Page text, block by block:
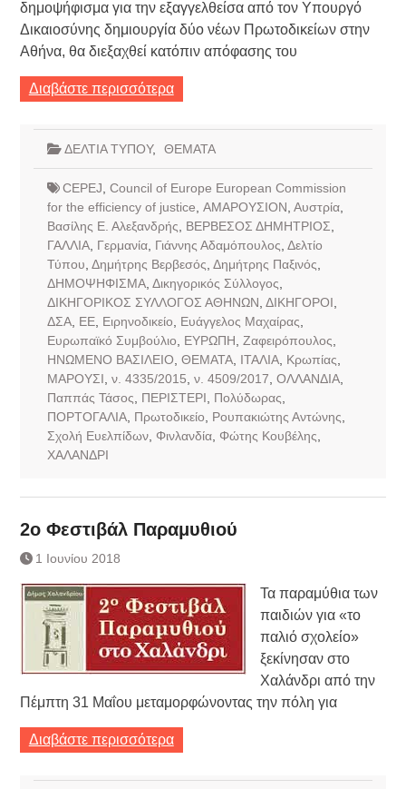
δημοψήφισμα για την εξαγγελθείσα από τον Υπουργό
Δικαιοσύνης δημιουργία δύο νέων Πρωτοδικείων στην
Αθήνα, θα διεξαχθεί κατόπιν απόφασης του
Διαβάστε περισσότερα
ΔΕΛΤΙΑ ΤΥΠΟΥ, ΘΕΜΑΤΑ
CEPEJ Council of Europe European Commission
for the efficiency of justice ΑΜΑΡΟΥΣΙΟΝ Αυστρία,
Βασίλης Ε. Αλεξανδρής
ΒΕΡΒΕΣΟΣ ΔΗΜΗΤΡΙΟΣ
ΓΑΛΛΙΑ, Γερμανία, Γιάννης Αδαμόπουλος Δελτίο
Τύπου Δημήτρης Βερβεσός Δημήτρης Παξινός
ΔΗΜΟΨΗΦΙΣΜΑ, Δικηγορικός Σύλλογος
ΔΙΚΗΓΟΡΙΚΟΣ ΣΥΛΛΟΓΟΣ ΑΘΗΝΩΝ ΔΙΚΗΓΟΡΟΙ
ΔΣΑ, ΕΕ, Ειρηνοδικείο Ευάγγελος Μαχαίρας
Ευρωπαϊκό Συμβούλιο
ΕΥΡΩΠΗ Ζαφειρόπουλος
ΗΝΩΜΕΝΟ ΒΑΣΙΛΕΙΟ ΘΕΜΑΤΑ, ΙΤΑΛΙΑ, Κρωπίας
ΜΑΡΟΥΣΙ ν. 4335/2015 ν. 4509/2017 ΟΛΛΑΝΔΙΑ,
Παππάς Τάσος
ΠΕΡΙΣΤΕΡΙ Πολύδωρας
ΠΟΡΤΟΓΑΛΙΑ, Πρωτοδικείο Ρουπακιώτης Αντώνης
Σχολή Ευελπίδων, Φινλανδία, Φώτης Κουβέλης
ΧΑΛΑΝΔΡΙ
2ο Φεστιβάλ Παραμυθιού
1 Ιουνίου 2018
Τα παραμύθια των
παιδιών για «το
παλιό σχολείο»
ξεκίνησαν στο
Χαλάνδρι από την
Πέμπτη 31 Μαΐου μεταμορφώνοντας την πόλη για
Διαβάστε περισσότερα